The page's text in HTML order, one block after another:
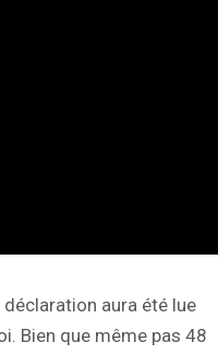
déclaration aura été lue
Bien que même pas 48